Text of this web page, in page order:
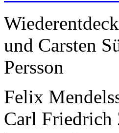
und Carsten
Persson
Felix
Carl Friedrich